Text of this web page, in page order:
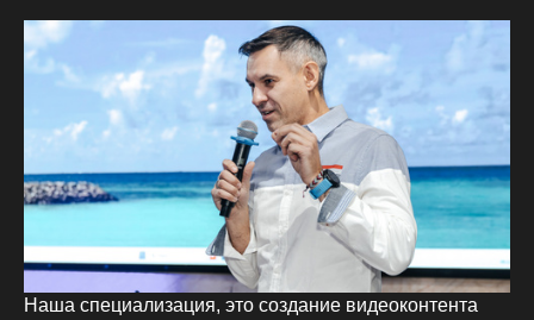
Наша специализация, это создание видеоконтента